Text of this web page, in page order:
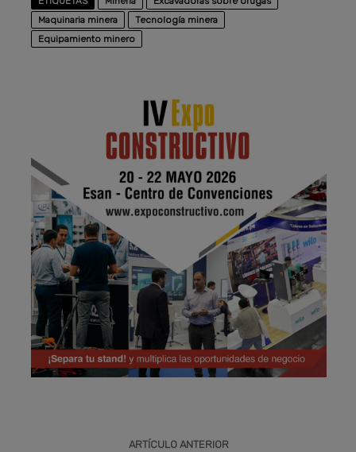
Maquinaria minera
Tecnología minera
Equipamiento minero
ARTÍCULO ANTERIOR